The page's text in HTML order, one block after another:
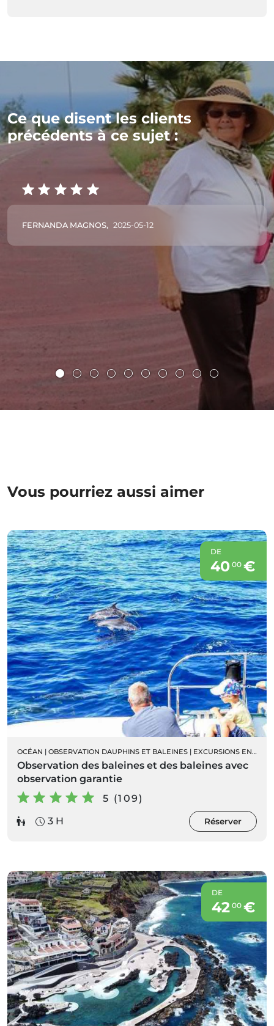
Ce que disent les clients
précédents à ce sujet :
FERNANDA MAGNOS, 2025-05-12
Vous pourriez aussi aimer
DE
40 00€
OCÉAN | OBSERVATION DAUPHINS ET BALEINES | EXCURSIONS EN BATEAU
Observation des baleines et des baleines avec
observation garantie
5 (109)
3 H
Réserver
DE
42 00€